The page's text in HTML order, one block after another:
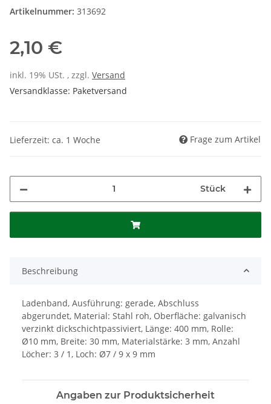
Artikelnummer: 313692
2,10 €
inkl. 19% USt. , zzgl. Versand
Versandklasse: Paketversand
Lieferzeit: ca. 1 Woche Frage zum Artikel
Stück
Beschreibung
Ladenband, Ausführung: gerade, Abschluss
abgerundet, Material: Stahl roh, Oberfläche: galvanisch
verzinkt dickschichtpassiviert, Länge: 400 mm, Rolle:
Ø10 mm, Breite: 30 mm, Materialstärke: 3 mm, Anzahl
Löcher: 3 / 1, Loch: Ø7 / 9 x 9 mm
Angaben zur Produktsicherheit